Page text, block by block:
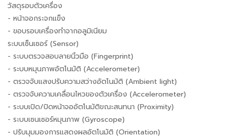
วัสดุรอบตัวเครื่อง
- หน้าจอกระจกแข็ง
- ขอบรอบเครื่องทำจากอลูมิเนียม
ระบบเซ็นเซอร์ (Sensor)
- ระบบตรวจสอบลายนิ้วมือ (Fingerprint)
- ระบบหมุนภาพอัตโนมัติ (Accelerometer)
- ตรวจจับแสงปรับความสว่างอัตโนมัติ (Ambient light)
- ตรวจจับความเคลื่อนไหวของตัวเครื่อง (Accelerometer)
- ระบบเปิด/ปิดหน้าจออัตโนมัติขณะสนทนา (Proximity)
- ระบบเซนเซอร์หมุนภาพ (Gyroscope)
- ปรับมุมมองการแสดงผลอัตโนมัติ (Orientation)